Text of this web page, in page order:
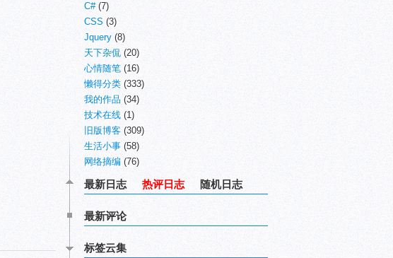
C#(7)
CSS (3)
Jquery (8)
天下杂侃 (20)
心情随笔 (16)
懒得分类 (333)
我的作品 (34)
技术在线 (1)
旧版博客 (309)
生活小事 (58)
网络摘编 (76)
最新日志 热评日志 随机日志
最新评论
标签云集